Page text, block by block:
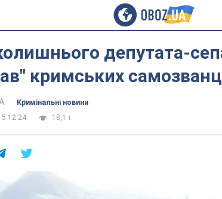
депутата-
кримських
Кримінальні новини
12:24
18,1 т.